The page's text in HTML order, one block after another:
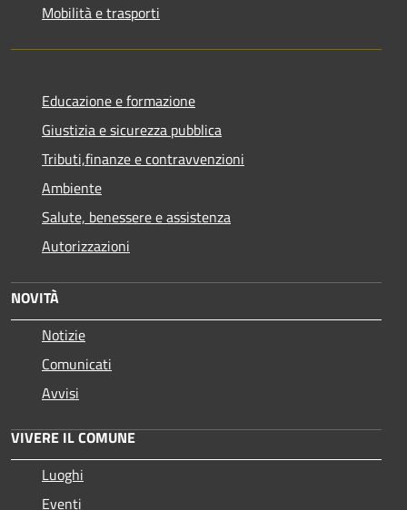
Mobilità e trasporti
Educazione e formazione
Giustizia e sicurezza pubblica
Tributi,finanze e contravvenzioni
Ambiente
Salute, benessere e assistenza
Autorizzazioni
NOVITÀ
Notizie
Comunicati
Avvisi
VIVERE IL COMUNE
Luoghi
Eventi